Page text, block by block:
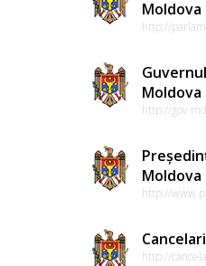
Moldova
http://
Moldova
http://
Moldova
http://
http://